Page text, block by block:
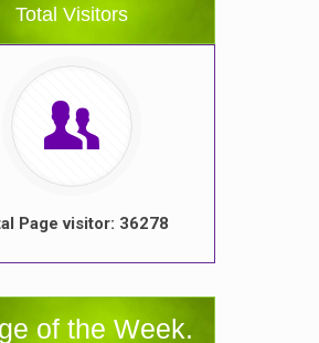
Total Visitors
Page visitor: 36278
of the Week.